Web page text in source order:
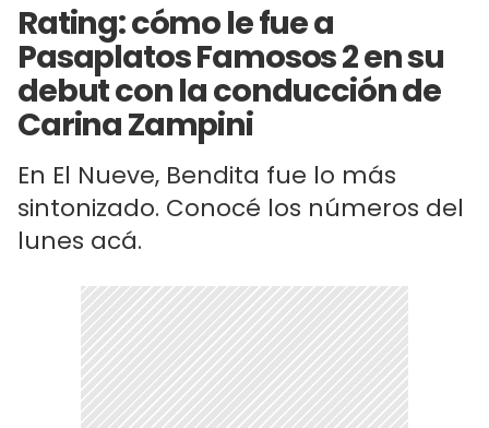
Rating: cómo le fue a
Pasaplatos Famosos 2 en su
debut con la conducción de
Carina Zampini
En El Nueve, Bendita fue lo más
sintonizado. Conocé los números del
lunes acá.